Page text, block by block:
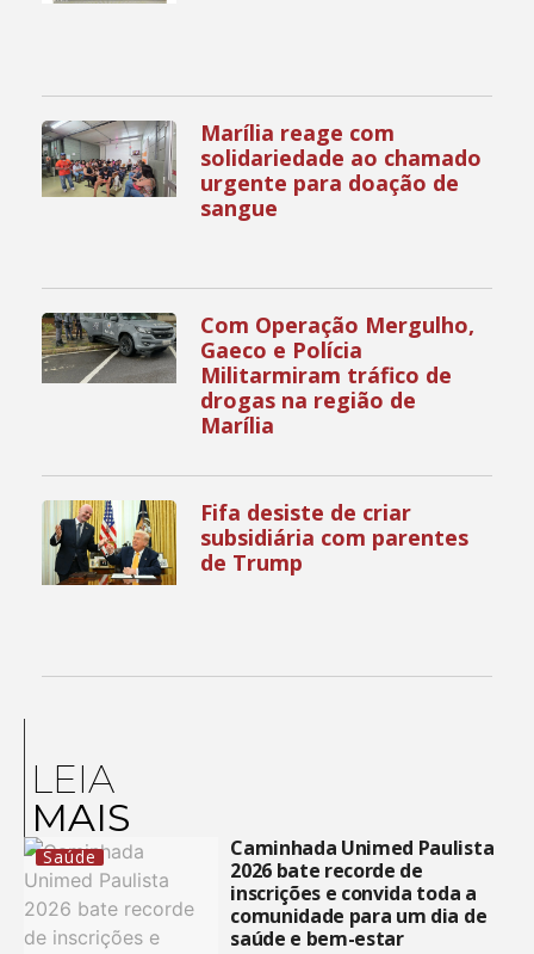
Marília reage com
solidariedade ao chamado
urgente para doação de
sangue
Com Operação Mergulho,
Gaeco e Polícia
Militarmiram tráfico de
drogas na região de
Marília
Fifa desiste de criar
subsidiária com parentes
de Trump
LEIA
MAIS
Saúde
Caminhada Unimed Paulista
2026 bate recorde de
inscrições e convida toda a
comunidade para um dia de
saúde e bem-estar